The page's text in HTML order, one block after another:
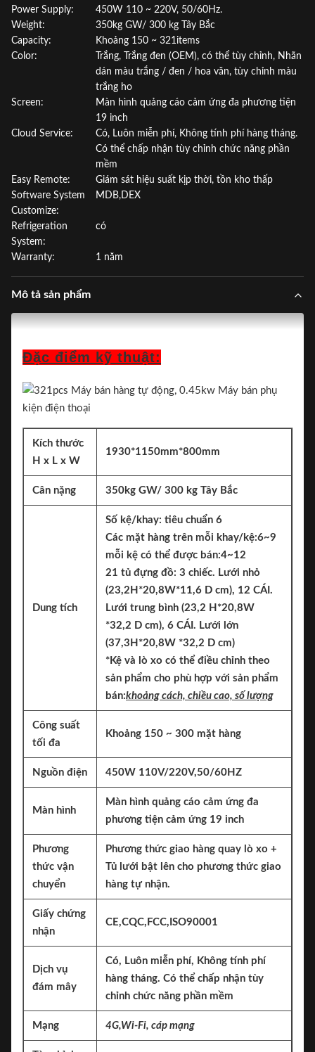
Power Supply:
450W 110 ~ 220V, 50/60Hz.
Weight:
350kg GW/ 300 kg Tây Bắc
Capacity:
Khoảng 150 ~ 321items
Color:
Trắng, Trắng đen (OEM), có thể tùy chỉnh, Nhãn
dán màu trắng / đen / hoa văn, tùy chỉnh màu
trắng ho
Screen:
Màn hình quảng cáo cảm ứng đa phương tiện
19 inch
Cloud Service:
Có, Luôn miễn phí, Không tính phí hàng tháng.
Có thể chấp nhận tùy chỉnh chức năng phần
mềm
Easy Remote:
Giám sát hiệu suất kịp thời, tồn kho thấp
Software System
Customize:
MDB,DEX
Refrigeration
System:
có
Warranty: 1 năm
Mô tả sản phẩm
Đặc điểm kỹ thuật:
Kích thước
H x L x W
1930*1150mm*800mm
Cân nặng 350kg GW/ 300 kg Tây Bắc
Dung tích
Số kệ/khay: tiêu chuẩn 6
Các mặt hàng trên mỗi khay/kệ:6~9
mỗi kệ có thể được bán:4~12
21 tủ đựng đồ: 3 chiếc. Lưới nhỏ
(23,2H*20,8W*11,6 D cm), 12 CÁI.
Lưới trung bình (23,2 H*20,8W
*32,2 D cm), 6 CÁI. Lưới lớn
(37,3H*20,8W *32,2 D cm)
*Kệ và lò xo có thể điều chỉnh theo
sản phẩm cho phù hợp với sản phẩm
bán:khoảng cách, chiều cao, số lượng
Công suất
tối đa
Khoảng 150 ~ 300 mặt hàng
Nguồn điện 450W 110V/220V,50/60HZ
Màn hình
Màn hình quảng cáo cảm ứng đa
phương tiện cảm ứng 19 inch
Phương
thức vận
chuyển
Phương thức giao hàng quay lò xo +
Tủ lưới bật lên cho phương thức giao
hàng tự nhận.
Giấy chứng
nhận
CE,CQC,FCC,ISO90001
Dịch vụ
đám mây
Có, Luôn miễn phí, Không tính phí
hàng tháng. Có thể chấp nhận tùy
chỉnh chức năng phần mềm
Mạng 4G,Wi-Fi, cáp mạng